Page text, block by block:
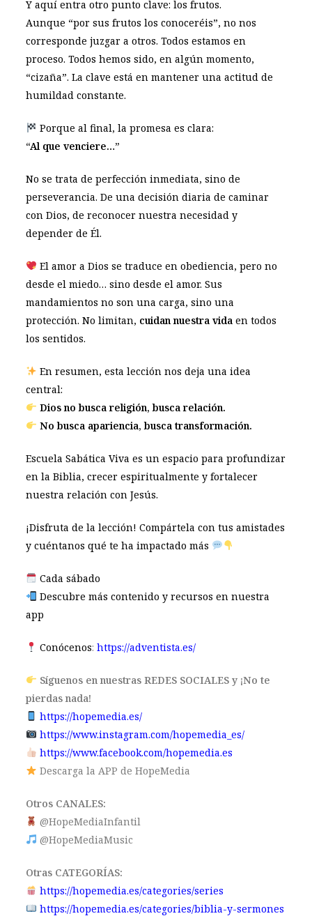
Y aquí entra otro punto clave: los frutos.
Aunque “por sus frutos los conoceréis”, no nos
corresponde juzgar a otros. Todos estamos en
proceso. Todos hemos sido, en algún momento,
“cizaña”. La clave está en mantener una actitud de
humildad constante.
Porque al final, la promesa es clara:
“Al que venciere…”
No se trata de perfección inmediata, sino de
perseverancia. De una decisión diaria de caminar
con Dios, de reconocer nuestra necesidad y
depender de Él.
El amor a Dios se traduce en obediencia, pero no
desde el miedo… sino desde el amor. Sus
mandamientos no son una carga, sino una
protección. No limitan, cuidan nuestra vidaen todos
los sentidos.
En resumen, esta lección nos deja una idea
central:
Dios no busca religión, busca relación.
No busca apariencia, busca transformación.
Escuela Sabática Viva es un espacio para profundizar
en la Biblia, crecer espiritualmente y fortalecer
nuestra relación con Jesús.
¡Disfruta de la lección! Compártela con tus amistades
y cuéntanos qué te ha impactado más
Cada sábado
Descubre más contenido y recursos en nuestra
app
Conócenos: https://adventista.es/
Síguenos en nuestras REDES SOCIALES y ¡No te
pierdas nada!
https://hopemedia.es/
https://www.instagram.com/hopemedia_es/
https://www.facebook.com/hopemedia.es
Descarga la APP de HopeMedia
Otros CANALES:
@HopeMediaInfantil
@HopeMediaMusic
Otras CATEGORÍAS:
https://hopemedia.es/categories/series
https://hopemedia.es/categories/biblia-y-sermones